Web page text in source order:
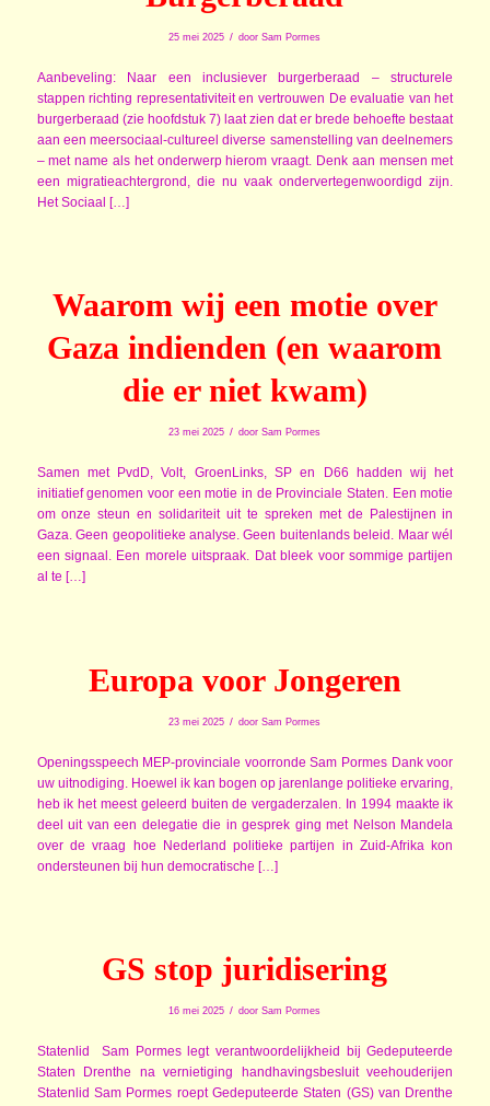
25 mei 2025 / doorSam Pormes
Aanbeveling: Naar een inclusiever burgerberaad – structurele
stappen richting representativiteit en vertrouwen De evaluatie van het
burgerberaad (zie hoofdstuk 7) laat zien dat er brede behoefte bestaat
aan een meersociaal-cultureel diverse samenstelling van deelnemers
– met name als het onderwerp hierom vraagt. Denk aan mensen met
een migratieachtergrond, die nu vaak ondervertegenwoordigd zijn.
Het Sociaal […]
Waarom wij een motie over
Gaza indienden (en waarom
die er niet kwam)
23 mei 2025 / doorSam Pormes
Samen met PvdD, Volt, GroenLinks, SP en D66 hadden wij het
initiatief genomen voor een motie in de Provinciale Staten. Een motie
om onze steun en solidariteit uit te spreken met de Palestijnen in
Gaza. Geen geopolitieke analyse. Geen buitenlands beleid. Maar wél
een signaal. Een morele uitspraak. Dat bleek voor sommige partijen
al te […]
Europa voor Jongeren
23 mei 2025 / doorSam Pormes
Openingsspeech MEP-provinciale voorronde Sam Pormes Dank voor
uw uitnodiging. Hoewel ik kan bogen op jarenlange politieke ervaring,
heb ik het meest geleerd buiten de vergaderzalen. In 1994 maakte ik
deel uit van een delegatie die in gesprek ging met Nelson Mandela
over de vraag hoe Nederland politieke partijen in Zuid-Afrika kon
ondersteunen bij hun democratische […]
GS stop juridisering
16 mei 2025 / doorSam Pormes
Statenlid Sam Pormes legt verantwoordelijkheid bij Gedeputeerde
Staten Drenthe na vernietiging handhavingsbesluit veehouderijen
Statenlid Sam Pormes roept Gedeputeerde Staten (GS) van Drenthe